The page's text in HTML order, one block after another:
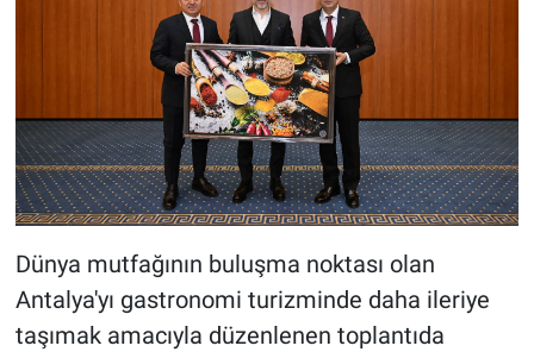
Dünya mutfağının buluşma noktası olan
Antalya'yı gastronomi turizminde daha ileriye
taşımak amacıyla düzenlenen toplantıda